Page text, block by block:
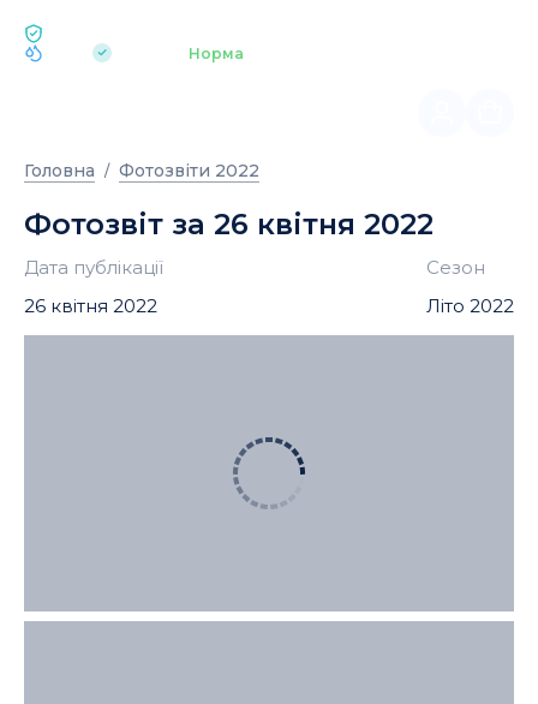
| Норма
Головна Фотозвіти 2022
Фотозвіт за 26 квітня 2022
Дата публікації
26 квітня 2022
Сезон
Літо 2022